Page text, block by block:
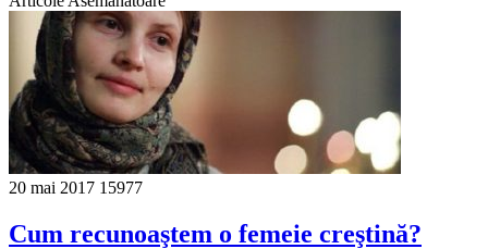
20 mai 2017 15977
Cum recunoaştem o femeie creştină?